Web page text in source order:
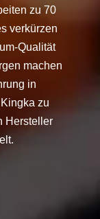
zu 70
verkürzen
Qualität
machen
in
zu
Hersteller